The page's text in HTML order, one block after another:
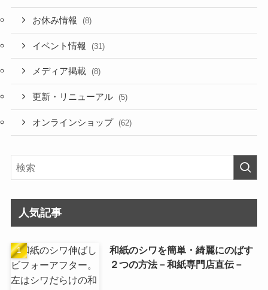
お休み情報 (8)
イベント情報 (31)
メディア掲載 (8)
更新・リニューアル (5)
オンラインショップ (62)
人気記事
和紙のシワを簡単・綺麗にのばす
２つの方法－和紙専門店直伝－